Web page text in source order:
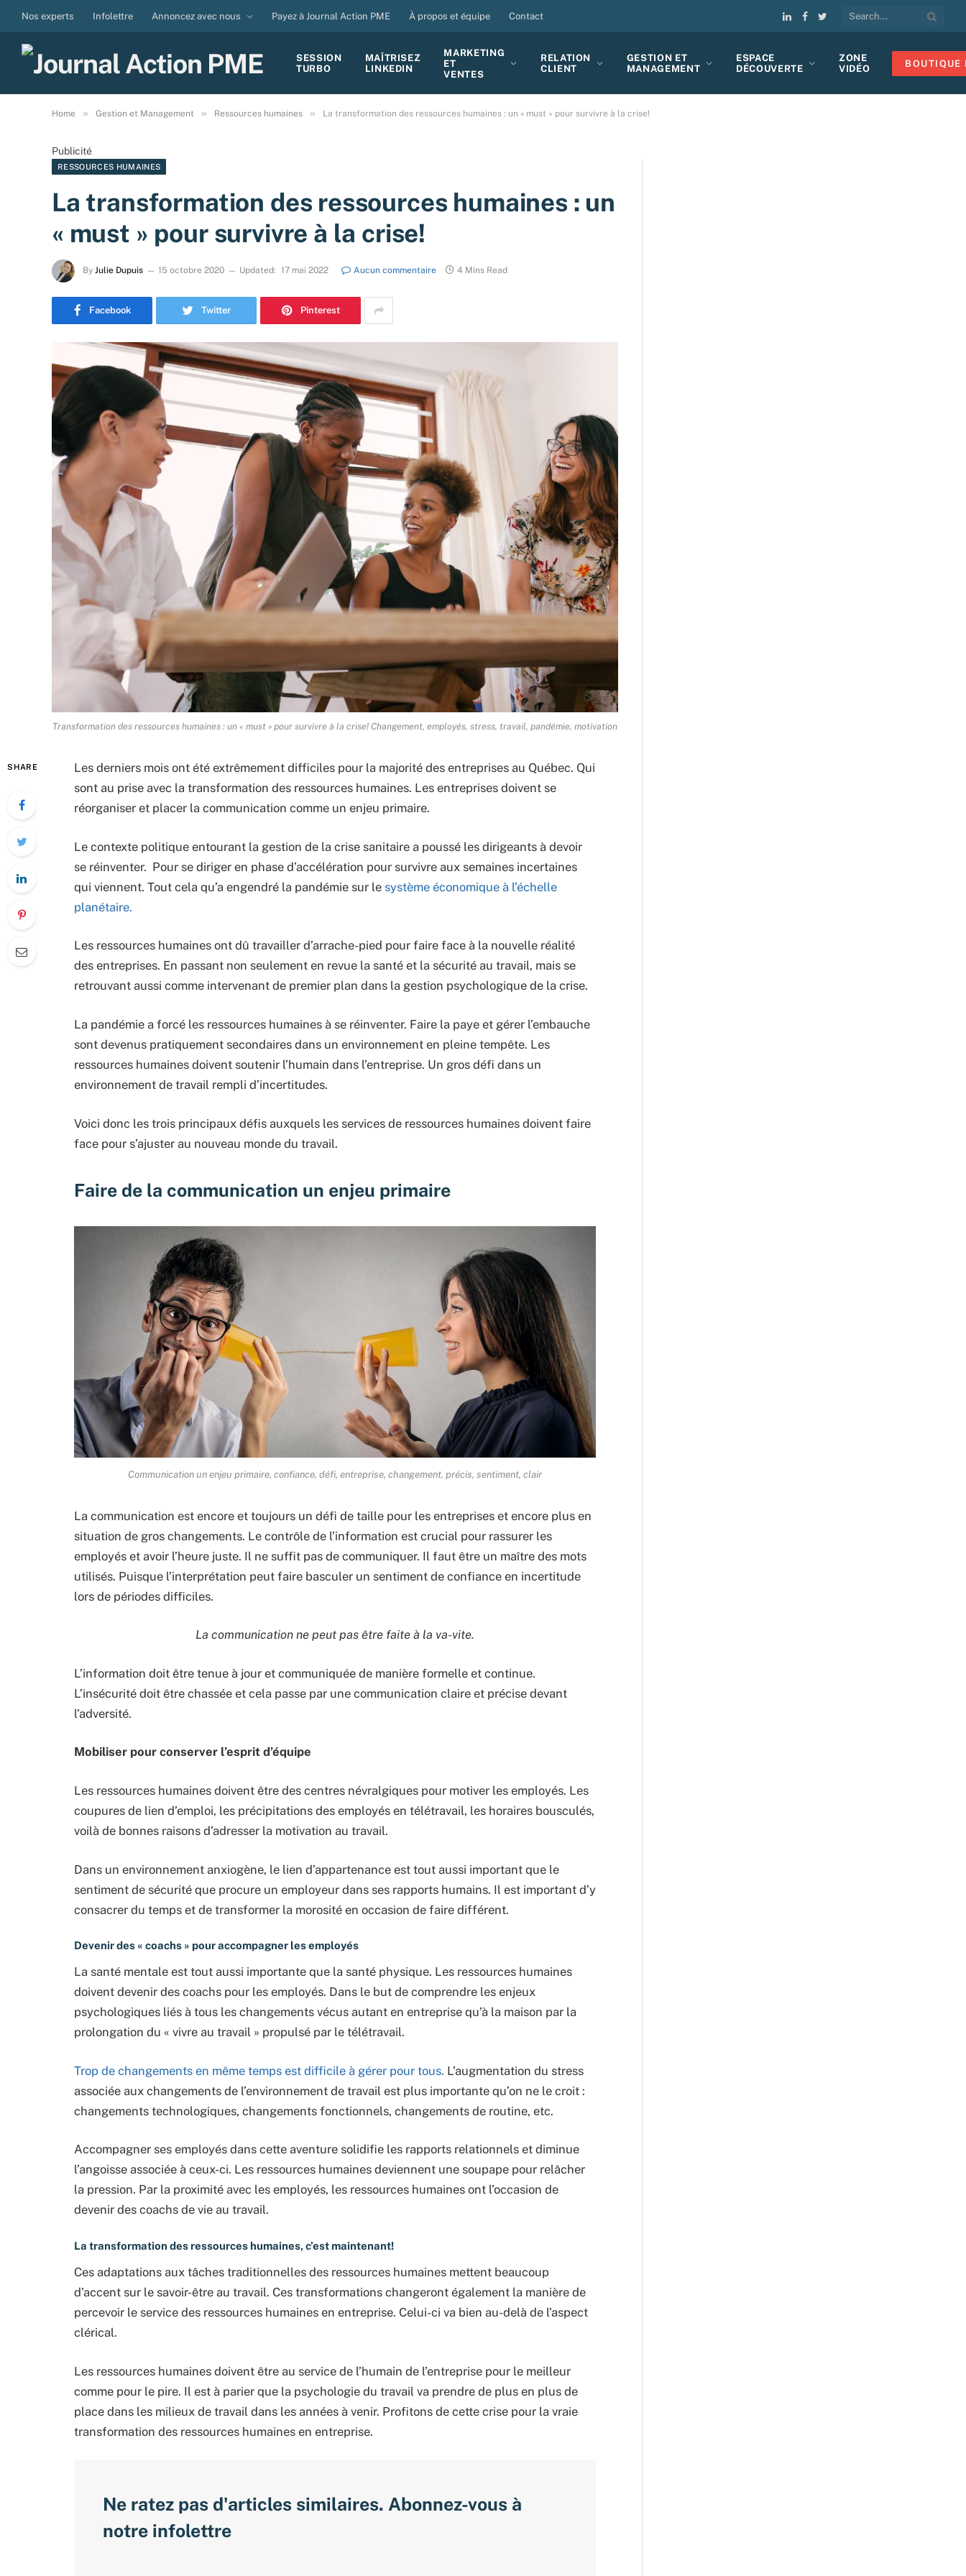
Nos experts Infolettre Annoncez avec nous Payez à Journal Action PME À propos et équipe Contact
LinkedIn
Facebook
Twitter
SESSION
TURBO
MAÎTRISEZ
LINKEDIN
MARKETING
ET
VENTES
RELATION
CLIENT
GESTION ET
MANAGEMENT
ESPACE
DÉCOUVERTE
ZONE
VIDÉO
BOUTIQUE
Home » Gestion et Management » Ressources humaines » La transformation des ressources humaines : un « must » pour survivre à la crise!
Publicité
RESSOURCES HUMAINES
La transformation des ressources humaines : un
« must » pour survivre à la crise!
By Julie Dupuis 15 octobre 2020 Updated: 17 mai 2022 Aucun commentaire 4 Mins Read
Facebook Twitter Pinterest
Transformation des ressources humaines : un « must » pour survivre à la crise! Changement, employés, stress, travail, pandémie, motivation
SHARE
Les derniers mois ont été extrêmement difficiles pour la majorité des entreprises au Québec. Qui
sont au prise avec la transformation des ressources humaines. Les entreprises doivent se
réorganiser et placer la communication comme un enjeu primaire.
Le contexte politique entourant la gestion de la crise sanitaire a poussé les dirigeants à devoir
se réinventer. Pour se diriger en phase d’accélération pour survivre aux semaines incertaines
qui viennent. Tout cela qu’a engendré la pandémie sur le système économique à l’échelle
planétaire.
Les ressources humaines ont dû travailler d’arrache-pied pour faire face à la nouvelle réalité
des entreprises. En passant non seulement en revue la santé et la sécurité au travail, mais se
retrouvant aussi comme intervenant de premier plan dans la gestion psychologique de la crise.
La pandémie a forcé les ressources humaines à se réinventer. Faire la paye et gérer l’embauche
sont devenus pratiquement secondaires dans un environnement en pleine tempête. Les
ressources humaines doivent soutenir l’humain dans l’entreprise. Un gros défi dans un
environnement de travail rempli d’incertitudes.
Voici donc les trois principaux défis auxquels les services de ressources humaines doivent faire
face pour s’ajuster au nouveau monde du travail.
Faire de la communication un enjeu primaire
Communication un enjeu primaire, confiance, défi, entreprise, changement, précis, sentiment, clair
La communication est encore et toujours un défi de taille pour les entreprises et encore plus en
situation de gros changements. Le contrôle de l’information est crucial pour rassurer les
employés et avoir l’heure juste. Il ne suffit pas de communiquer. Il faut être un maître des mots
utilisés. Puisque l’interprétation peut faire basculer un sentiment de confiance en incertitude
lors de périodes difficiles.
La communication ne peut pas être faite à la va-vite.
L’information doit être tenue à jour et communiquée de manière formelle et continue.
L’insécurité doit être chassée et cela passe par une communication claire et précise devant
l’adversité.
Mobiliser pour conserver l’esprit d’équipe
Les ressources humaines doivent être des centres névralgiques pour motiver les employés. Les
coupures de lien d’emploi, les précipitations des employés en télétravail, les horaires bousculés,
voilà de bonnes raisons d’adresser la motivation au travail.
Dans un environnement anxiogène, le lien d’appartenance est tout aussi important que le
sentiment de sécurité que procure un employeur dans ses rapports humains. Il est important d’y
consacrer du temps et de transformer la morosité en occasion de faire différent.
Devenir des « coachs » pour accompagner les employés
La santé mentale est tout aussi importante que la santé physique. Les ressources humaines
doivent devenir des coachs pour les employés. Dans le but de comprendre les enjeux
psychologiques liés à tous les changements vécus autant en entreprise qu’à la maison par la
prolongation du « vivre au travail » propulsé par le télétravail.
Trop de changements en même temps est difficile à gérer pour tous. L’augmentation du stress
associée aux changements de l’environnement de travail est plus importante qu’on ne le croit :
changements technologiques, changements fonctionnels, changements de routine, etc.
Accompagner ses employés dans cette aventure solidifie les rapports relationnels et diminue
l’angoisse associée à ceux-ci. Les ressources humaines deviennent une soupape pour relâcher
la pression. Par la proximité avec les employés, les ressources humaines ont l’occasion de
devenir des coachs de vie au travail.
La transformation des ressources humaines, c’est maintenant!
Ces adaptations aux tâches traditionnelles des ressources humaines mettent beaucoup
d’accent sur le savoir-être au travail. Ces transformations changeront également la manière de
percevoir le service des ressources humaines en entreprise. Celui-ci va bien au-delà de l’aspect
clérical.
Les ressources humaines doivent être au service de l’humain de l’entreprise pour le meilleur
comme pour le pire. Il est à parier que la psychologie du travail va prendre de plus en plus de
place dans les milieux de travail dans les années à venir. Profitons de cette crise pour la vraie
transformation des ressources humaines en entreprise.
Ne ratez pas d'articles similaires. Abonnez-vous à
notre infolettre